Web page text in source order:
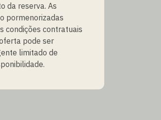
da reserva. As
pormenorizadas
condições contratuais
pode ser
limitado de